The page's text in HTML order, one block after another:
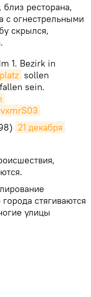
ресторана,
с огнестрельными
скрылся,
1. Bezirk in
sollen
sein.
21 декабря
стягиваются
улицы